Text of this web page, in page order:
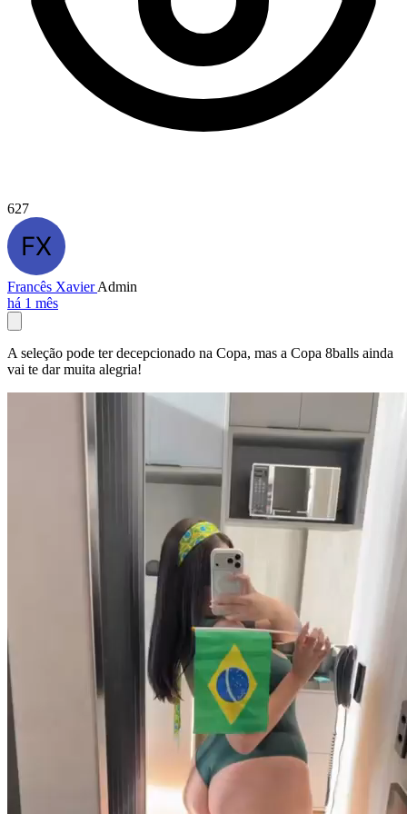
627
Francês XavierAdmin
há 1 mês
A seleção pode ter decepcionado na Copa, mas a Copa 8balls ainda
vai te dar muita alegria!